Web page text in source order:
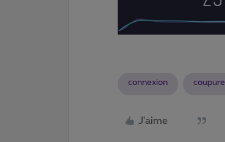
connexion coupure
J'aime